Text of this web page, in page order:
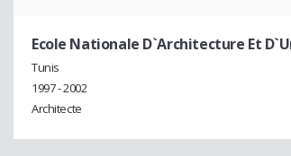
Ecole Nationale D`Architecture Et
Tunis
1997 - 2002
Architecte